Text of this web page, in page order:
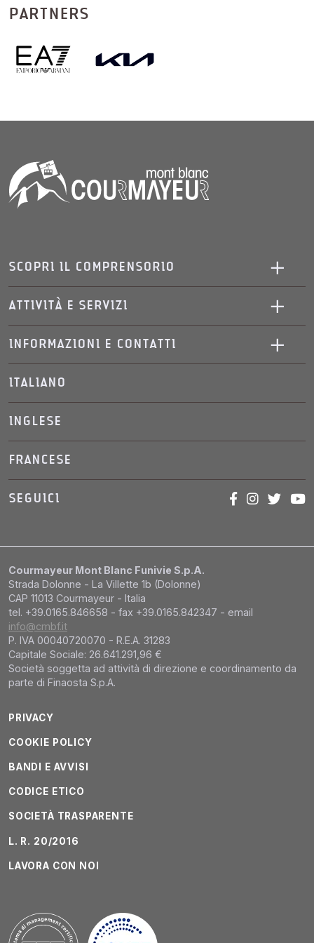
PARTNERS
SCOPRI IL COMPRENSORIO
ATTIVITÀ E SERVIZI
INFORMAZIONI E CONTATTI
ITALIANO
INGLESE
FRANCESE
SEGUICI
Courmayeur Mont Blanc Funivie S.p.A.
Strada Dolonne - La Villette 1b (Dolonne)
CAP 11013 Courmayeur - Italia
tel. +39.0165.846658 - fax +39.0165.842347 - email
info@cmbf.it
P. IVA 00040720070 - R.E.A. 31283
Capitale Sociale: 26.641.291,96 €
Società soggetta ad attività di direzione e coordinamento da
parte di Finaosta S.p.A.
PRIVACY
COOKIE POLICY
BANDI E AVVISI
CODICE ETICO
SOCIETÀ TRASPARENTE
L. R. 20/2016
LAVORA CON NOI